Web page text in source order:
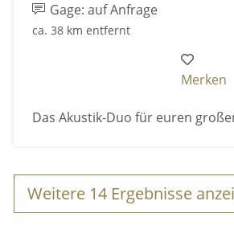
Gage: auf Anfrage
ca. 38 km entfernt
Merken
Das Akustik-Duo für euren
Weitere 14 Ergebnisse